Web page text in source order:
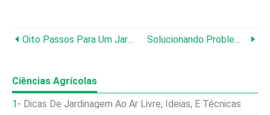
Oito Passos Para Um Jardim Com Água Solucionando Problemas De Tomate
Ciências Agrícolas
Dicas De Jardinagem Ao Ar Livre, Ideias, E Técnicas